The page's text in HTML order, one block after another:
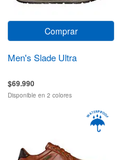
Comprar
Men's Slade Ultra
$69.990
Disponible en 2 colores